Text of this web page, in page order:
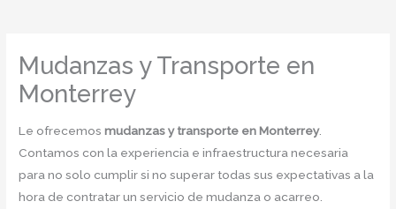
Mudanzas y Transporte en
Monterrey
Le ofrecemos mudanzas y transporte en Monterrey.
Contamos con la experiencia e infraestructura necesaria
para no solo cumplir si no superar todas sus expectativas a la
hora de contratar un servicio de mudanza o acarreo.